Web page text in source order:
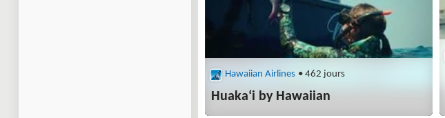
Hawaiian Airlines • 462 jours
Huaka‘i by Hawaiian